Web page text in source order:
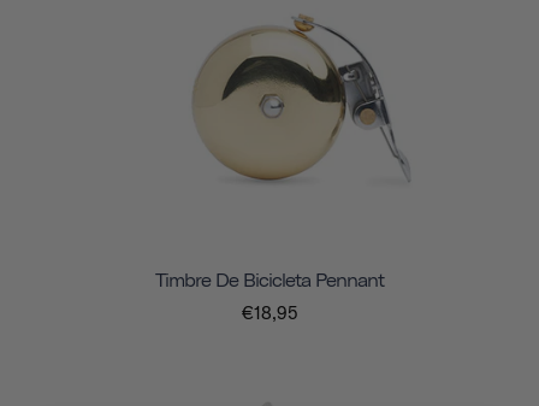
Timbre De Bicicleta Pennant
€18,95